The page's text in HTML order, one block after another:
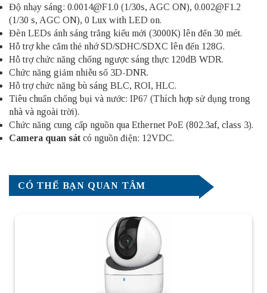
Độ nhạy sáng: 0.0014@F1.0 (1/30s, AGC ON), 0.002@F1.2
(1/30 s, AGC ON), 0 Lux with LED on.
Đèn LEDs ánh sáng trắng kiểu mới (3000K) lên đến 30 mét.
Hỗ trợ khe cắm thẻ nhớ SD/SDHC/SDXC lên đến 128G.
Hỗ trợ chức năng chống ngược sáng thực 120dB WDR.
Chức năng giảm nhiễu số 3D-DNR.
Hỗ trợ chức năng bù sáng BLC, ROI, HLC.
Tiêu chuẩn chống bụi và nước: IP67 (Thích hợp sử dụng trong
nhà và ngoài trời).
Chức năng cung cấp nguồn qua Ethernet PoE (802.3af, class 3).
Camera quan sát có nguồn điện: 12VDC.
CÓ THỂ BẠN QUAN TÂM